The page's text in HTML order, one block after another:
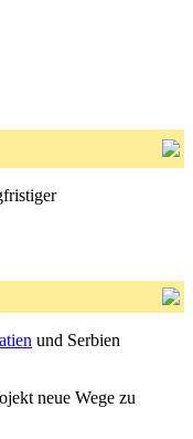
und Serbien
neue Wege zu